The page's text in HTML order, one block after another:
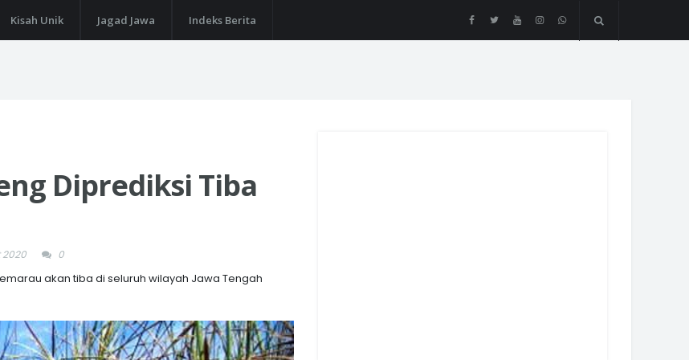
Kisah Unik Jagad Jawa Indeks Berita
Diprediksi Tiba
2020 0
akan tiba di seluruh wilayah Jawa Tengah